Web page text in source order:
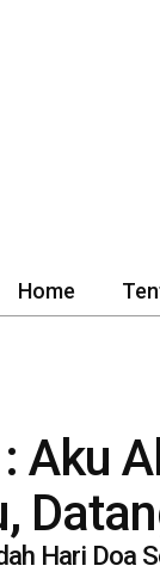
Home
Aku
Hari Doa